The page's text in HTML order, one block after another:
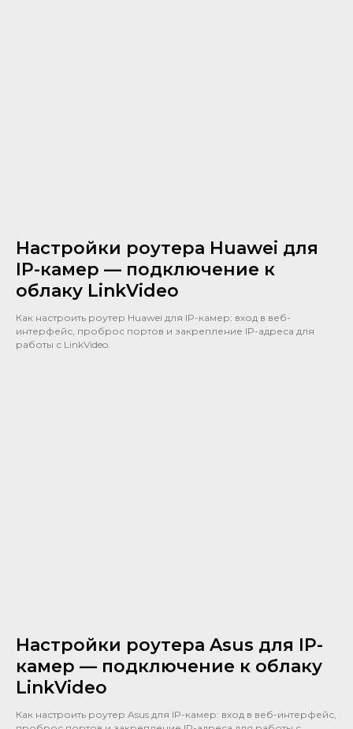
Настройки роутера Huawei для
IP-камер — подключение к
облаку LinkVideo
Как настроить роутер Huawei для IP-камер: вход в веб-
интерфейс, проброс портов и закрепление IP-адреса для
работы с LinkVideo.
Настройки роутера Asus для IP-
камер — подключение к облаку
LinkVideo
Как настроить роутер Asus для IP-камер: вход в веб-интерфейс,